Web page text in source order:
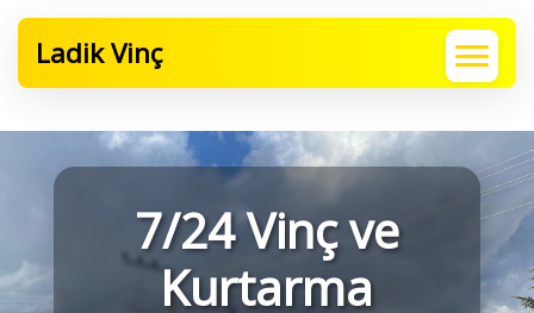
Ladik Vinç
7/24 Vinç ve
Kurtarma